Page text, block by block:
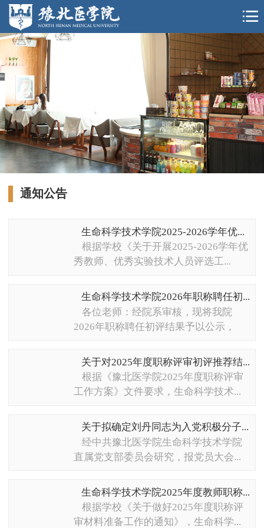
通知公告
生命科学技术学院2025-2026学年优...
根据学校《关于开展2025-2026学年优
秀教师、优秀实验技术人员评选工...
生命科学技术学院2026年职称聘任初...
各位老师：经院系审核，现将我院
2026年职称聘任初评结果予以公示，
关于对2025年度职称评审初评推荐结...
根据《豫北医学院2025年度职称评审
工作方案》文件要求，生命科学技术...
关于拟确定刘丹同志为入党积极分子...
经中共豫北医学院生命科学技术学院
直属党支部委员会研究，报党员大会...
生命科学技术学院2025年度教师职称...
根据学校《关于做好2025年度职称评
审材料准备工作的通知》，生命科学...